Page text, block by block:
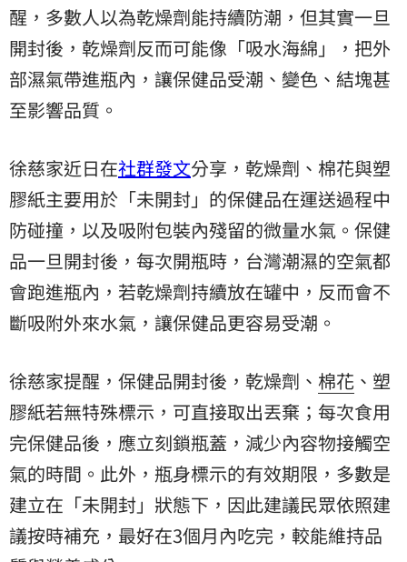
醒，多數人以為乾燥劑能持續防潮，但其實一旦
開封後，乾燥劑反而可能像「吸水海綿」，把外
部濕氣帶進瓶內，讓保健品受潮、變色、結塊甚
至影響品質。
徐慈家近日在社群發文分享，乾燥劑、棉花與塑
膠紙主要用於「未開封」的保健品在運送過程中
防碰撞，以及吸附包裝內殘留的微量水氣。保健
品一旦開封後，每次開瓶時，台灣潮濕的空氣都
會跑進瓶內，若乾燥劑持續放在罐中，反而會不
斷吸附外來水氣，讓保健品更容易受潮。
徐慈家提醒，保健品開封後，乾燥劑、 棉花 、 塑
膠紙若無特殊標示，可直接取出丟棄；每次食用
完保健品後，應立刻鎖瓶蓋，減少內容物接觸空
氣的時間。此外，瓶身標示的有效期限，多數是
建立在「未開封」狀態下，因此建議民眾依照建
議按時補充，最好在3個月內吃完，較能維持品